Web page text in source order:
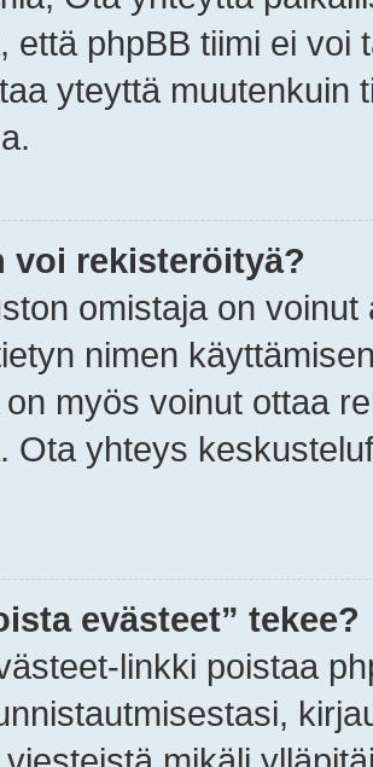
että phpBB tiimi ei
yteyttä muutenkuin
voi rekisteröityä?
omistaja on
nimen
myös voinut ottaa
Ota yhteys
evästeet” tekee?
linkki poistaa